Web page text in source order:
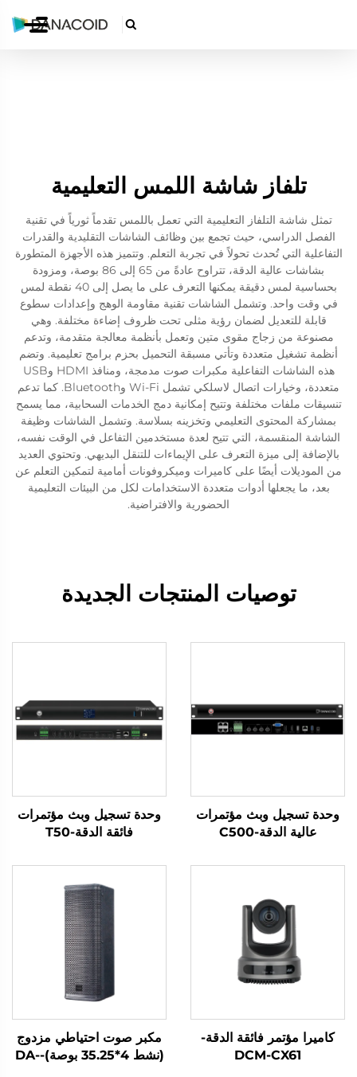

تلفاز شاشة اللمس التعليمية
تمثل شاشة التلفاز التعليمية التي تعمل باللمس تقدماً ثورياً في تقنية
الفصل الدراسي، حيث تجمع بين وظائف الشاشات التقليدية والقدرات
التفاعلية التي تُحدث تحولاً في تجربة التعلم. وتتميز هذه الأجهزة المتطورة
بشاشات عالية الدقة، تتراوح عادةً من 65 إلى 86 بوصة، ومزودة
بحساسية لمس دقيقة يمكنها التعرف على ما يصل إلى 40 نقطة لمس
في وقت واحد. وتشمل الشاشات تقنية مقاومة الوهج وإعدادات سطوع
قابلة للتعديل لضمان رؤية مثلى تحت ظروف إضاءة مختلفة. وهي
مصنوعة من زجاج مقوى متين وتعمل بأنظمة معالجة متقدمة، وتدعم
أنظمة تشغيل متعددة وتأتي مسبقة التحميل بحزم برامج تعليمية. وتضم
هذه الشاشات التفاعلية مكبرات صوت مدمجة، ومنافذ HDMI وUSB
متعددة، وخيارات اتصال لاسلكي تشمل Wi-Fi وBluetooth. كما تدعم
تنسيقات ملفات مختلفة وتتيح إمكانية دمج الخدمات السحابية، مما يسمح
بمشاركة المحتوى التعليمي وتخزينه بسلاسة. وتشمل الشاشات وظيفة
الشاشة المنقسمة، التي تتيح لعدة مستخدمين التفاعل في الوقت نفسه،
بالإضافة إلى ميزة التعرف على الإيماءات للتنقل البديهي. وتحتوي العديد
من الموديلات أيضًا على كاميرات وميكروفونات أمامية لتمكين التعلم عن
بعد، ما يجعلها أدوات متعددة الاستخدامات لكل من البيئات التعليمية
الحضورية والافتراضية.
توصيات المنتجات الجديدة
وحدة تسجيل وبث مؤتمرات
عالية الدقة-C500
وحدة تسجيل وبث مؤتمرات
فائقة الدقة-T50
كاميرا مؤتمر فائقة الدقة-
DCM-CX61
مكبر صوت احتياطي مزدوج
(نشط 4*35.25 بوصة)-DA-